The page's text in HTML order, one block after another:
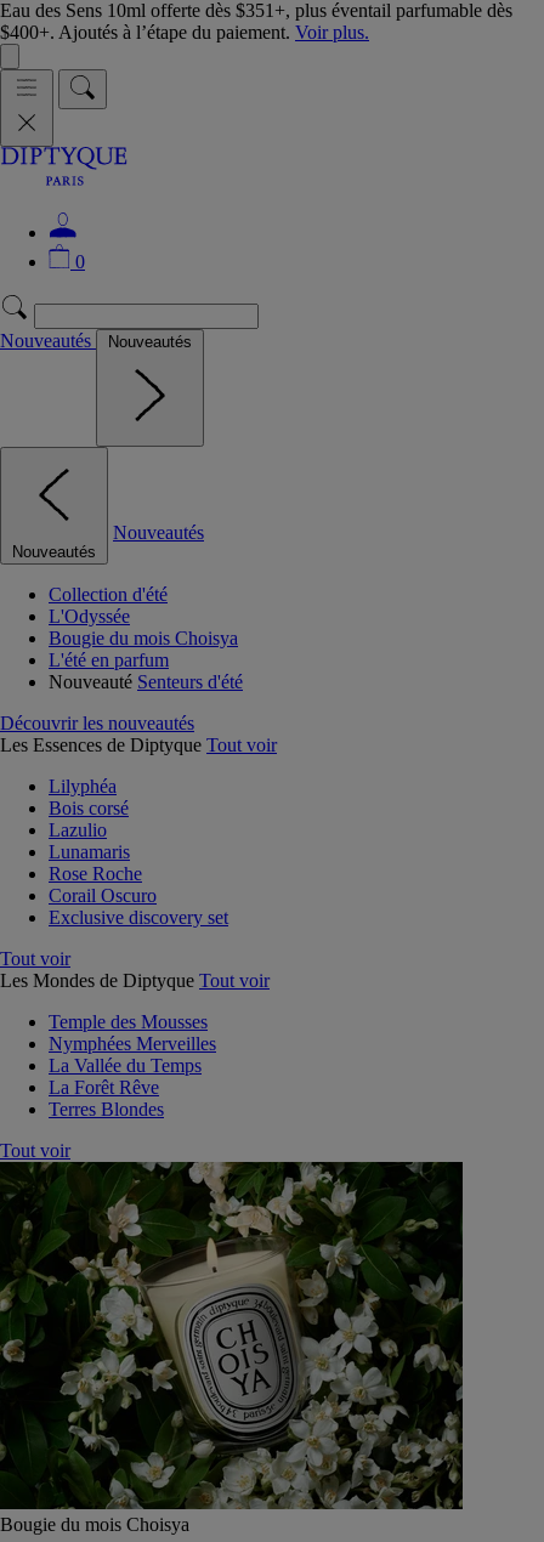
Eau des Sens 10ml offerte dès $351+, plus éventail parfumable dès
$400+. Ajoutés à l’étape du paiement. Voir plus.
0
Nouveautés Nouveautés
Nouveautés
Nouveautés
Collection d'été
L'Odyssée
Bougie du mois Choisya
L'été en parfum
Nouveauté Senteurs d'été
Découvrir les nouveautés
Les Essences de Diptyque Tout voir
Lilyphéa
Bois corsé
Lazulio
Lunamaris
Rose Roche
Corail Oscuro
Exclusive discovery set
Tout voir
Les Mondes de Diptyque Tout voir
Temple des Mousses
Nymphées Merveilles
La Vallée du Temps
La Forêt Rêve
Terres Blondes
Tout voir
Bougie du mois Choisya